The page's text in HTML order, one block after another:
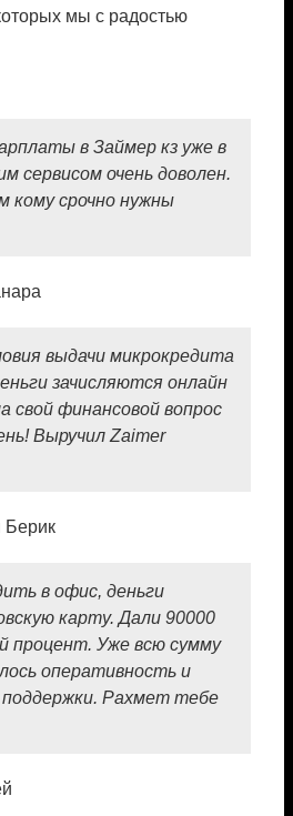
мы с радостью
в Займер кз уже в
сервисом очень доволен.
кому срочно нужны
выдачи микрокредита
зачисляются онлайн
свой финансовой вопрос
Выручил Zaimer
Берик
в офис, деньги
карту. Дали 90000
процент. Уже всю сумму
оперативность и
Рахмет тебе